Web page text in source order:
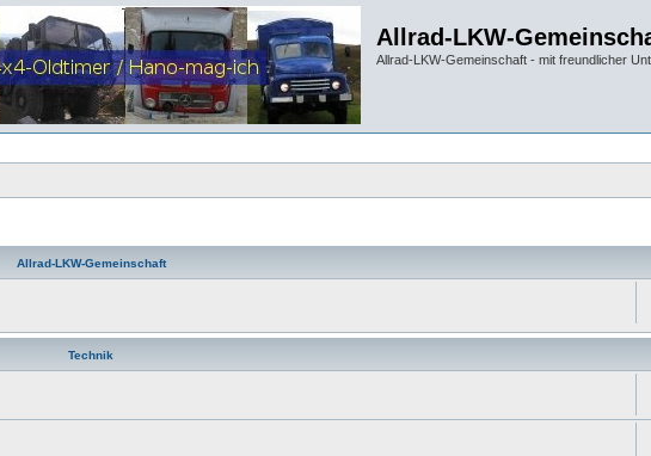
Allrad-LKW-
Allrad-LKW-Gemeinschaft - mit freundlicher
Allrad-LKW-Gemeinschaft
Technik